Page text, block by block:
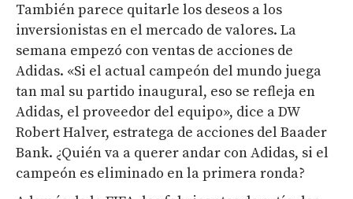
También parece quitarle los deseos a los
inversionistas en el mercado de valores. La
semana empezó con ventas de acciones de
Adidas. «Si el actual campeón del mundo juega
tan mal su partido inaugural, eso se refleja en
Adidas, el proveedor del equipo», dice a DW
Robert Halver, estratega de acciones del Baader
Bank. ¿Quién va a querer andar con Adidas, si el
campeón es eliminado en la primera ronda?